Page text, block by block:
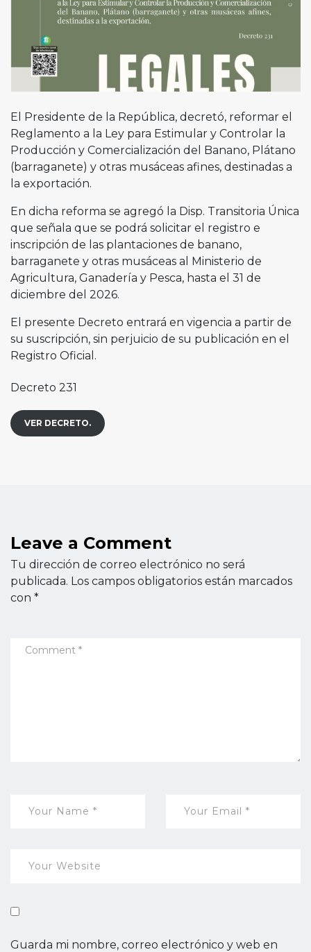
El Presidente de la República, decretó, reformar el
Reglamento a la Ley para Estimular y Controlar la
Producción y Comercialización del Banano, Plátano
(barraganete) y otras musáceas afines, destinadas a
la exportación.
En dicha reforma se agregó la Disp. Transitoria Única
que señala que se podrá solicitar el registro e
inscripción de las plantaciones de banano,
barraganete y otras musáceas al Ministerio de
Agricultura, Ganadería y Pesca, hasta el 31 de
diciembre del 2026.
El presente Decreto entrará en vigencia a partir de
su suscripción, sin perjuicio de su publicación en el
Registro Oficial.
Decreto 231
VER DECRETO.
Leave a Comment
Tu dirección de correo electrónico no será
publicada. Los campos obligatorios están marcados
con *
Guarda mi nombre, correo electrónico y web en